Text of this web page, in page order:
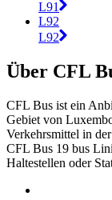
L91
L92
L92
Über CFL
CFL Bus ist ein
Gebiet von
Verkehrsmittel in
CFL Bus 19 bus
Haltestellen oder